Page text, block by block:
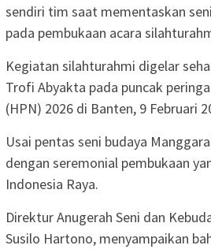
sendiri tim saat mementaskan
pada pembukaan acara
Kegiatan silahturahmi digelar
Trofi Abyakta pada puncak
(HPN) 2026 di Banten, 9 Februari
Usai pentas seni budaya
dengan seremonial pembukaan
Indonesia Raya.
Direktur Anugerah Seni dan
Susilo Hartono, menyampaikan